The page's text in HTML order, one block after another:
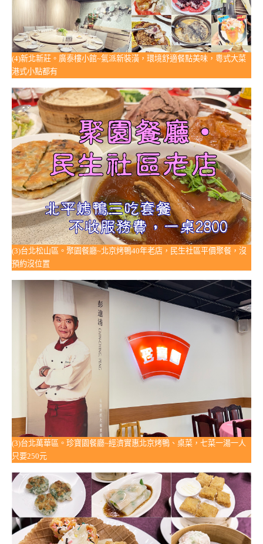
(4)新北新莊。廣泰樓小館~氣派新裝潢，環境舒適餐點美味，粵式大菜
港式小點都有
(3)台北松山區。聚園餐廳~北京烤鴨40年老店，民生社區平價聚餐，沒
預約沒位置
(3)台北萬華區。珍寶園餐廳~經濟實惠北京烤鴨、桌菜，七菜一湯一人
只要250元